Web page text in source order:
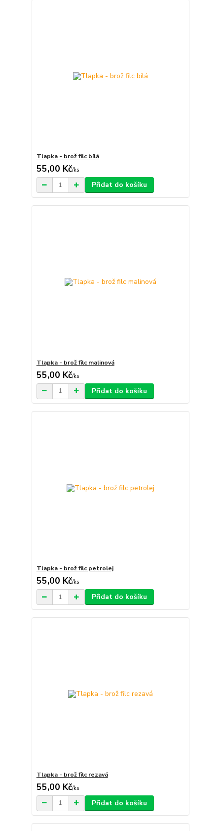
Tlapka - brož filc bílá
55,00 Kč/ks
Přidat do košíku
Tlapka - brož filc malinová
55,00 Kč/ks
Přidat do košíku
Tlapka - brož filc petrolej
55,00 Kč/ks
Přidat do košíku
Tlapka - brož filc rezavá
55,00 Kč/ks
Přidat do košíku